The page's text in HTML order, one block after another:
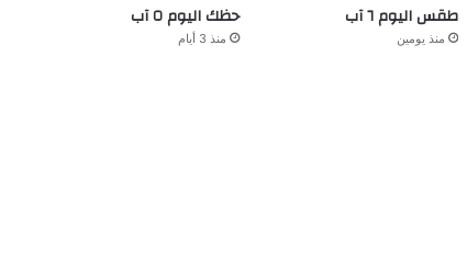
طقس اليوم ٦ آب
منذ يومين
حظك اليوم ٥ آب
منذ 3 أيام